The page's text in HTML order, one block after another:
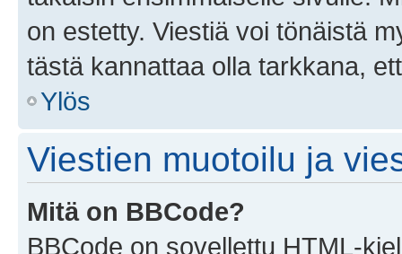
on estetty. Viestiä voi tönäistä
tästä kannattaa olla tarkkana,
Ylös
Viestien muotoilu ja
Mitä on BBCode?
BBCode on sovellettu HTML-